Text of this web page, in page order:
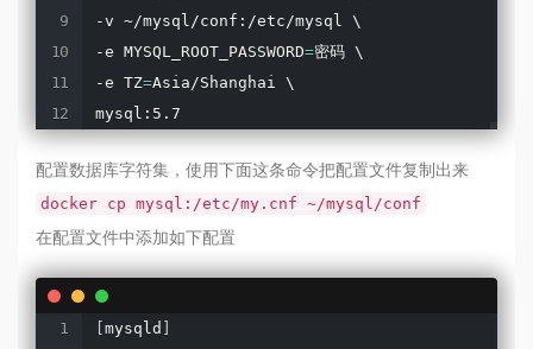
-v ~/mysql/conf:/etc/mysql \
-e MYSQL_ROOT_PASSWORD=密码 \
-e TZ=Asia/Shanghai \
mysql:5.7
配置数据库字符集，使用下面这条命令把配置文件复制出来
docker cp mysql:/etc/my.cnf ~/mysql/conf
在配置文件中添加如下配置
mysqld